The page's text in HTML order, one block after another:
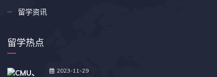
留学资讯
留学热点
2023-11-29